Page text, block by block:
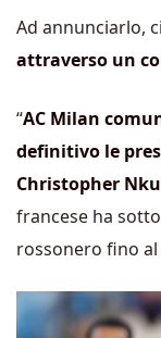
Ad annunciarlo,
attraverso un
“AC Milan
definitivo le
Christopher
francese ha
rossonero fino